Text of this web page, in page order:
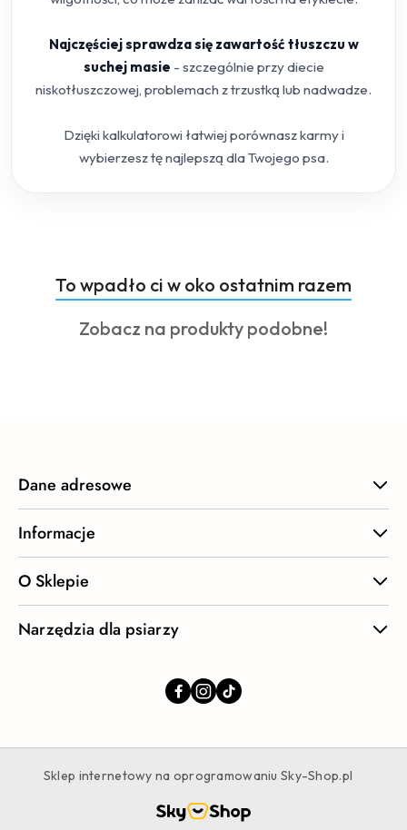
Najczęściej sprawdza się zawartość tłuszczu w
suchej masie - szczególnie przy diecie
niskotłuszczowej, problemach z trzustką lub nadwadze.
Dzięki kalkulatorowi łatwiej porównasz karmy i
wybierzesz tę najlepszą dla Twojego psa.
Pomiń karuzelę produktów
Produkty
o
statusie:
To wpadło ci w oko ostatnim razem
Produkty
Zobacz na produkty podobne!
Dane adresowe
Informacje
O Sklepie
Narzędzia dla psiarzy
Sklep internetowy na oprogramowaniu Sky-Shop.pl